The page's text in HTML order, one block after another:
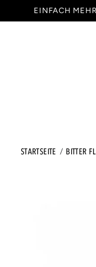
INHALT
SPRINGEN
EINFACH
STARTSEITE BITTER